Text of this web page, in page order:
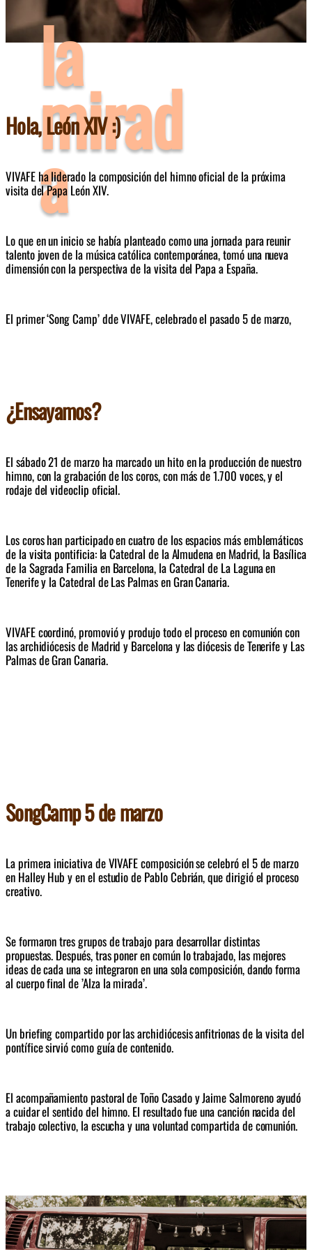
la
mirad
a
Hola, León XIV :)
VIVAFE ha liderado la composición del himno oficial de la próxima
visita del Papa León XIV.
Lo que en un inicio se había planteado como una jornada para reunir
talento joven de la música católica contemporánea, tomó una nueva
dimensión con la perspectiva de la visita del Papa a España.
El primer ‘Song Camp’ dde VIVAFE, celebrado el pasado 5 de marzo,
reunió a algunos de los compositores y artistas con mayor proyección
seleccionado a través de dicha iniciativa y que se une a voces
procedentes de comunidades referentes como Hakuna y TUYO. de la
música que escuchan, componen o interpretan.
¿Ensayamos?
El sábado 21 de marzo ha marcado un hito en la producción de nuestro
himno, con la grabación de los coros, con más de 1.700 voces, y el
rodaje del videoclip oficial.
Los coros han participado en cuatro de los espacios más emblemáticos
de la visita pontificia: la Catedral de la Almudena en Madrid, la Basílica
de la Sagrada Familia en Barcelona, la Catedral de La Laguna en
Tenerife y la Catedral de Las Palmas en Gran Canaria.
VIVAFE coordinó, promovió y produjo todo el proceso en comunión con
las archidiócesis de Madrid y Barcelona y las diócesis de Tenerife y Las
Palmas de Gran Canaria.
SongCamp 5 de marzo
La primera iniciativa de VIVAFE composición se celebró el 5 de marzo
en Halley Hub y en el estudio de Pablo Cebrián, que dirigió el proceso
creativo.
Se formaron tres grupos de trabajo para desarrollar distintas
propuestas. Después, tras poner en común lo trabajado, las mejores
ideas de cada una se integraron en una sola composición, dando forma
al cuerpo final de ’Alza la mirada’.
Un briefing compartido por las archidiócesis anfitrionas de la visita del
pontífice sirvió como guía de contenido.
El acompañamiento pastoral de Toño Casado y Jaime Salmoreno ayudó
a cuidar el sentido del himno. El resultado fue una canción nacida del
trabajo colectivo, la escucha y una voluntad compartida de comunión.